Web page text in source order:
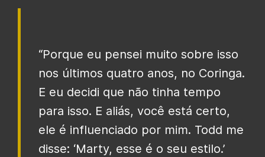
“Porque eu pensei muito sobre isso
nos últimos quatro anos, no Coringa.
E eu decidi que não tinha tempo
para isso. E aliás, você está certo,
ele é influenciado por mim. Todd me
disse: ‘Marty, esse é o seu estilo.’